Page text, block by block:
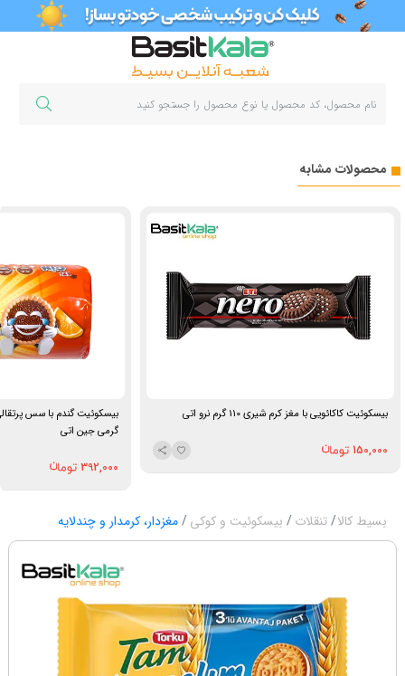
محصولات مشابه
بیسکوئیت کاکائویی با مغز کرم شیری 110 گرم نرو اتی
150,000
گرمی جین اتی
392,000
بسیط کالا تنقلات بیسکوئیت و کوکی مغزدار، کرمدار و چندلایه